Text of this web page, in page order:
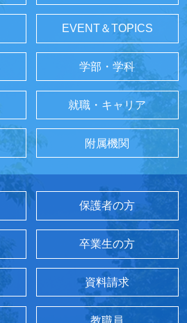
EVENT＆TOPICS
学部・学科
就職・キャリア
附属機関
保護者の方
卒業生の方
資料請求
教職員